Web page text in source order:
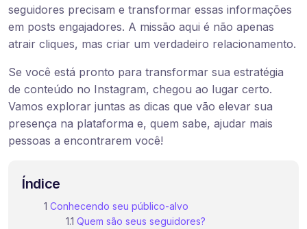
seguidores precisam e transformar essas informações
em posts engajadores. A missão aqui é não apenas
atrair cliques, mas criar um verdadeiro relacionamento.
Se você está pronto para transformar sua estratégia
de conteúdo no Instagram, chegou ao lugar certo.
Vamos explorar juntas as dicas que vão elevar sua
presença na plataforma e, quem sabe, ajudar mais
pessoas a encontrarem você!
Índice
Conhecendo seu público-alvo
Quem são seus seguidores?